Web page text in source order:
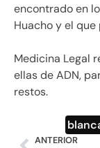
encontrado en
Huacho y el
Medicina Legal
ellas de ADN,
restos.
ANTERIOR